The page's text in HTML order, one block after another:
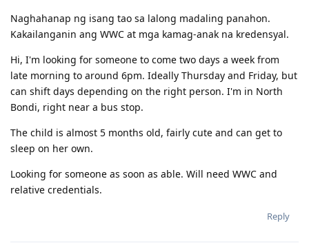
Naghahanap ng isang tao sa lalong madaling panahon.
Kakailanganin ang WWC at mga kamag-anak na kredensyal.
Hi, I'm looking for someone to come two days a week from
late morning to around 6pm. Ideally Thursday and Friday, but
can shift days depending on the right person. I'm in North
Bondi, right near a bus stop.
The child is almost 5 months old, fairly cute and can get to
sleep on her own.
Looking for someone as soon as able. Will need WWC and
relative credentials.
Reply